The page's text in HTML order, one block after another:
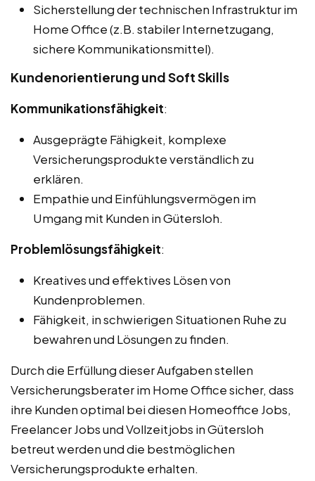
Sicherstellung der technischen Infrastruktur im
Home Office (z.B. stabiler Internetzugang,
sichere Kommunikationsmittel).
Kundenorientierung und Soft Skills
Kommunikationsfähigkeit:
Ausgeprägte Fähigkeit, komplexe
Versicherungsprodukte verständlich zu
erklären.
Empathie und Einfühlungsvermögen im
Umgang mit Kunden in Gütersloh.
Problemlösungsfähigkeit:
Kreatives und effektives Lösen von
Kundenproblemen.
Fähigkeit, in schwierigen Situationen Ruhe zu
bewahren und Lösungen zu finden.
Durch die Erfüllung dieser Aufgaben stellen
Versicherungsberater im Home Office sicher, dass
ihre Kunden optimal bei diesen Homeoffice Jobs,
Freelancer Jobs und Vollzeitjobs in Gütersloh
betreut werden und die bestmöglichen
Versicherungsprodukte erhalten.